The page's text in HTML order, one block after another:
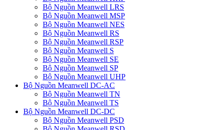
Bộ Nguồn Meanwell LRS
Bộ Nguồn Meanwell MSP
Bộ Nguồn Meanwell NES
Bộ Nguồn Meanwell RS
Bộ Nguồn Meanwell RSP
Bộ Nguồn Meanwell S
Bộ Nguồn Meanwell SE
Bộ Nguồn Meanwell SP
Bộ Nguồn Meanwell UHP
Bộ Nguồn Meanwell DC-AC
Bộ Nguồn Meanwell TN
Bộ Nguồn Meanwell TS
Bộ Nguồn Meanwell DC-DC
Bộ Nguồn Meanwell PSD